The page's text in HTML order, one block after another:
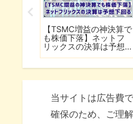
【TSMC増益の神決算で
も株価下落】ネットフ
リックスの決算は予想
当サイトは広告費
確保のため、ご理